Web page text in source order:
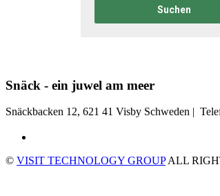
Suchen
Snäck - ein juwel am meer
Snäckbacken 12, 621 41 Visby Schweden |
© VISIT TECHNOLOGY GROUPALL